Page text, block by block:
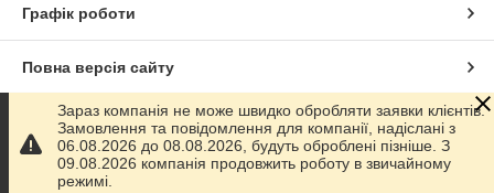
Графік роботи
Повна версія сайту
Сайт створено на маркетплейсіProm.ua
Політика конфіденційності
Зараз компанія не може швидко обробляти заявки клієнтів.
Замовлення та повідомлення для компанії, надіслані з
06.08.2026 до 08.08.2026, будуть оброблені пізніше. З
09.08.2026 компанія продовжить роботу в звичайному
режимі.